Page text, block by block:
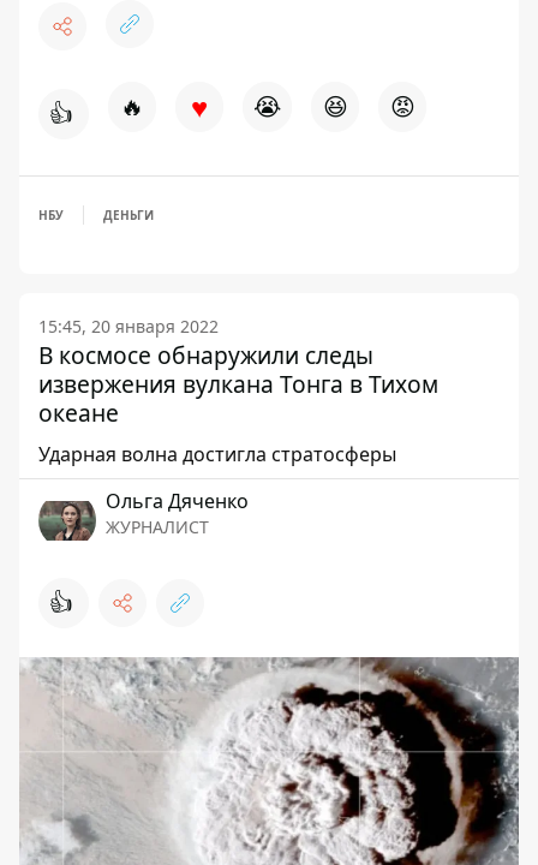
👍 🔥 ♥ 😭 😆 😡
НБУ ДЕНЬГИ
15:45, 20 января 2022
В космосе обнаружили следы
извержения вулкана Тонга в Тихом
океане
Ударная волна достигла стратосферы
Ольга Дяченко
ЖУРНАЛИСТ
👍